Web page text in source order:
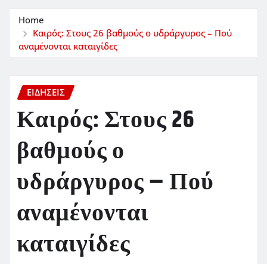
Home
Καιρός: Στους 26 βαθμούς ο υδράργυρος – Πού
αναμένονται καταιγίδες
ΕΙΔΗΣΕΙΣ
Καιρός: Στους 26
βαθμούς ο
υδράργυρος – Πού
αναμένονται
καταιγίδες